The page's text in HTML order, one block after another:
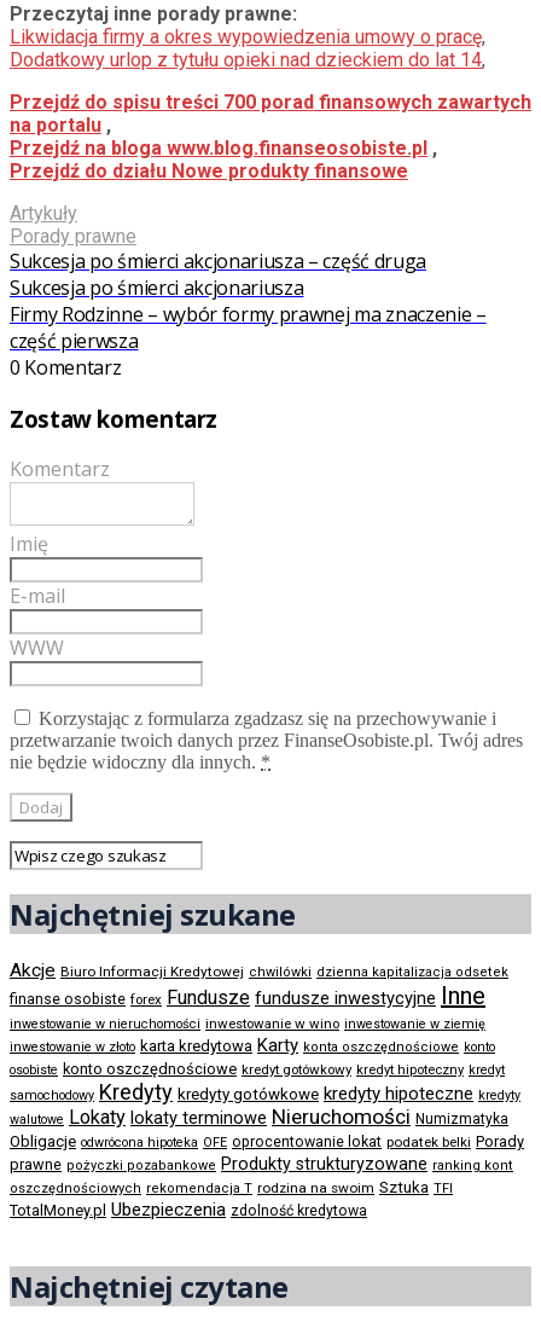
Przeczytaj inne porady prawne:
Likwidacja firmy a okres wypowiedzenia umowy o pracę,
Dodatkowy urlop z tytułu opieki nad dzieckiem do lat 14,
Przejdź do spisu treści 700 porad finansowych zawartych
na portalu ,
Przejdź na bloga www.blog.finanseosobiste.pl ,
Przejdź do działu Nowe produkty finansowe
Artykuły
Porady prawne
Sukcesja po śmierci akcjonariusza – część druga
Sukcesja po śmierci akcjonariusza
Firmy Rodzinne – wybór formy prawnej ma znaczenie –
część pierwsza
0 Komentarz
Zostaw komentarz
Komentarz
Imię
E-mail
WWW
Korzystając z formularza zgadzasz się na przechowywanie i
przetwarzanie twoich danych przez FinanseOsobiste.pl. Twój adres
nie będzie widoczny dla innych. *
Najchętniej szukane
Akcje Biuro Informacji Kredytowej chwilówki dzienna kapitalizacja odsetek
finanse osobiste forex Fundusze fundusze inwestycyjne Inne
inwestowanie w nieruchomości inwestowanie w wino inwestowanie w ziemię
inwestowanie w złoto karta kredytowa Karty konta oszczędnościowe konto
osobiste konto oszczędnościowe kredyt gotówkowy kredyt hipoteczny kredyt
samochodowy Kredyty kredyty gotówkowe kredyty hipoteczne kredyty
walutowe Lokaty lokaty terminowe Nieruchomości Numizmatyka
Obligacje odwrócona hipoteka OFE oprocentowanie lokat podatek belki Porady
prawne pożyczki pozabankowe Produkty strukturyzowane ranking kont
oszczędnościowych rekomendacja T rodzina na swoim Sztuka TFI
TotalMoney.pl Ubezpieczenia zdolność kredytowa
Najchętniej czytane